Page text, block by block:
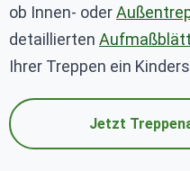
ob Innen- oder
detaillierten
Ihrer Treppen ein
Jetzt